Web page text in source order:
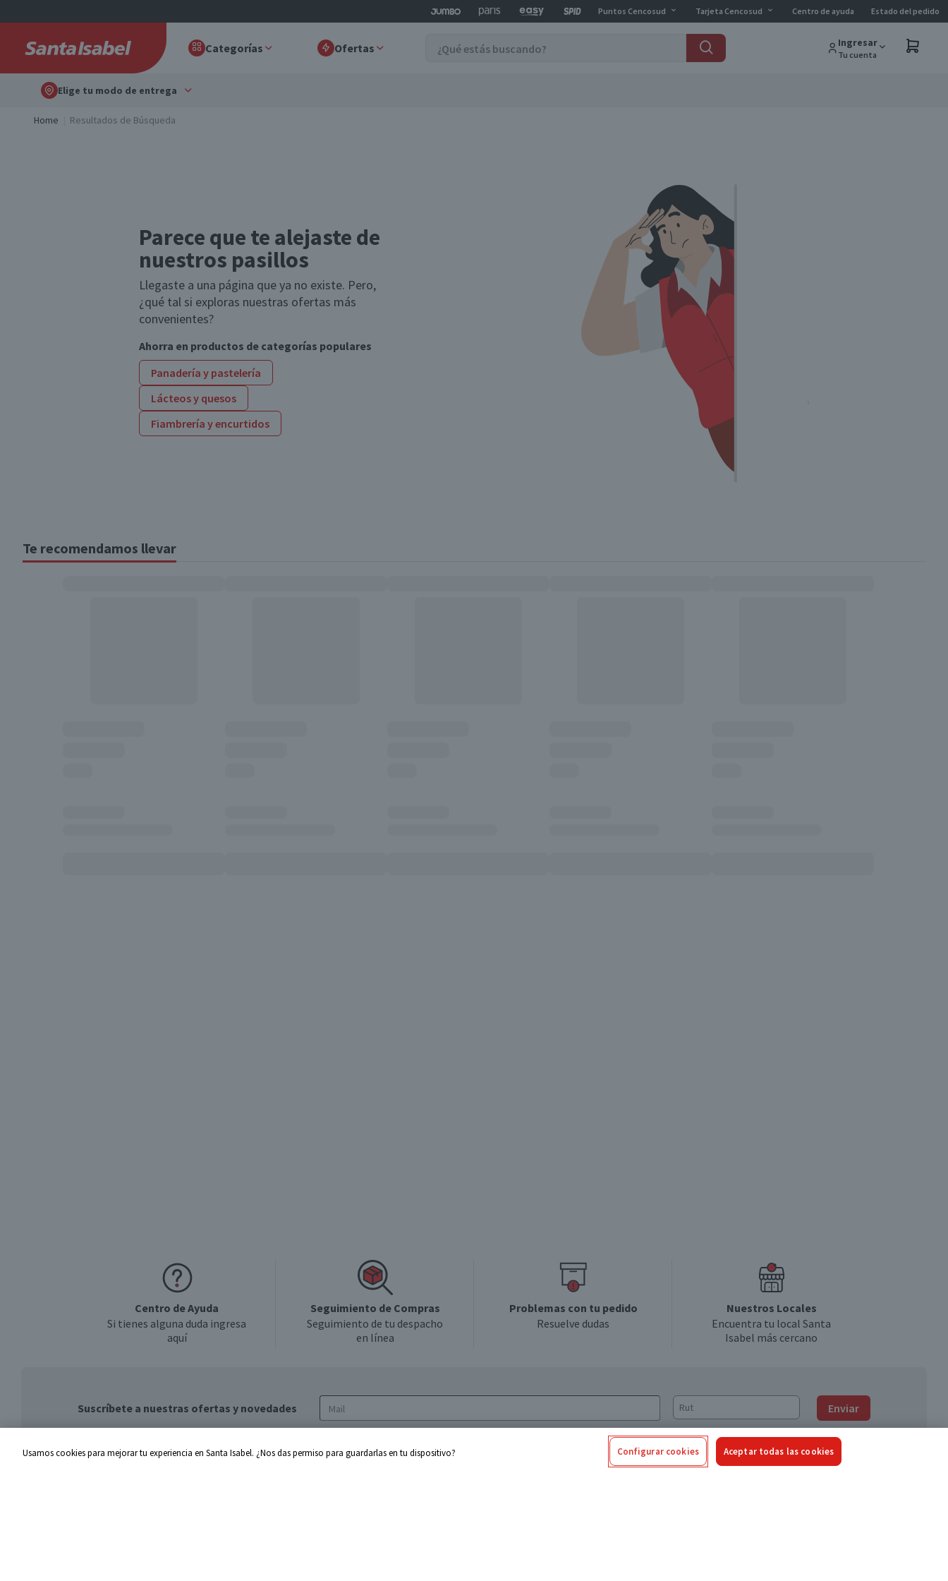
Puntos Cencosud Tarjeta Cencosud Centro de ayuda Estado del pedido
Categorías Ofertas Ingresar
Tu cuenta
Elige tu modo de entrega
Home Resultados de Búsqueda
Parece que te alejaste de
nuestros pasillos
Llegaste a una página que ya no existe. Pero,
¿qué tal si exploras nuestras ofertas más
convenientes?
Ahorra en productos de categorías populares
Panadería y pastelería
Lácteos y quesos
Fiambrería y encurtidos
Te recomendamos llevar
Centro de Ayuda
Si tienes alguna duda ingresa
aquí
Seguimiento de Compras
Seguimiento de tu despacho
en línea
Problemas con tu pedido
Resuelve dudas
Nuestros Locales
Encuentra tu local Santa
Isabel más cercano
Suscríbete a nuestras ofertas y novedades Enviar
de privacidad y de tratamiento de datos
Usamos cookies para mejorar tu experiencia en Santa Isabel. ¿Nos das permiso para guardarlas en tu dispositivo? Configurar cookies Aceptar todas las cookies